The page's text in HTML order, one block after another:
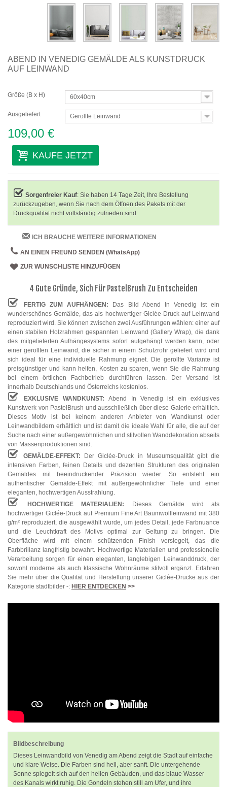
ABEND IN VENEDIG GEMÄLDE ALS KUNSTDRUCK
AUF LEINWAND
Größe (B x H) 60x40cm
Ausgeliefert Gerollte Leinwand
109,00 €
KAUFE JETZT
Sorgenfreier Kauf: Sie haben 14 Tage Zeit, Ihre Bestellung
zurückzugeben, wenn Sie nach dem Öffnen des Pakets mit der
Druckqualität nicht vollständig zufrieden sind.
ICH BRAUCHE WEITERE INFORMATIONEN
AN EINEN FREUND SENDEN (WhatsApp)
ZUR WUNSCHLISTE HINZUFÜGEN
4 Gute Gründe, Sich Für PastelBrush Zu Entscheiden
FERTIG ZUM AUFHÄNGEN: Das Bild Abend In Venedig ist ein
wunderschönes Gemälde, das als hochwertiger Giclée-Druck auf Leinwand
reproduziert wird. Sie können zwischen zwei Ausführungen wählen: einer auf
einen stabilen Holzrahmen gespannten Leinwand (Gallery Wrap), die dank
des mitgelieferten Aufhängesystems sofort aufgehängt werden kann, oder
einer gerollten Leinwand, die sicher in einem Schutzrohr geliefert wird und
sich ideal für eine individuelle Rahmung eignet. Die gerollte Variante ist
preisgünstiger und kann helfen, Kosten zu sparen, wenn Sie die Rahmung
bei einem örtlichen Fachbetrieb durchführen lassen. Der Versand ist
innerhalb Deutschlands und Österreichs kostenlos.
EXKLUSIVE WANDKUNST:Abend In Venedig ist ein exklusives
Kunstwerk von PastelBrush und ausschließlich über diese Galerie erhältlich.
Dieses Motiv ist bei keinem anderen Anbieter von Wandkunst oder
Leinwandbildern erhältlich und ist damit die ideale Wahl für alle, die auf der
Suche nach einer außergewöhnlichen und stilvollen Wanddekoration abseits
von Massenproduktionen sind.
GEMÄLDE-EFFEKT: Der Giclée-Druck in Museumsqualität gibt die
intensiven Farben, feinen Details und dezenten Strukturen des originalen
Gemäldes mit beeindruckender Präzision wieder. So entsteht ein
authentischer Gemälde-Effekt mit außergewöhnlicher Tiefe und einer
eleganten, hochwertigen Ausstrahlung.
HOCHWERTIGE MATERIALIEN: Dieses Gemälde wird als
hochwertiger Giclée-Druck auf Premium Fine Art Baumwollleinwand mit 380
g/m² reproduziert, die ausgewählt wurde, um jedes Detail, jede Farbnuance
und die Leuchtkraft des Motivs optimal zur Geltung zu bringen. Die
Oberfläche wird mit einem schützenden Finish versiegelt, das die
Farbbrillanz langfristig bewahrt. Hochwertige Materialien und professionelle
Verarbeitung sorgen für einen eleganten, langlebigen Leinwanddruck, der
sowohl moderne als auch klassische Wohnräume stilvoll ergänzt. Erfahren
Sie mehr über die Qualität und Herstellung unserer Giclée-Drucke aus der
Kategorie stadtbilder -: HIER ENTDECKEN >>
Bildbeschreibung
Dieses Leinwandbild von Venedig am Abend zeigt die Stadt auf einfache
und klare Weise. Die Farben sind hell, aber sanft. Die untergehende
Sonne spiegelt sich auf den hellen Gebäuden, und das blaue Wasser
des Kanals wirkt ruhig. Die Gondeln stehen still am Ufer, und ihre